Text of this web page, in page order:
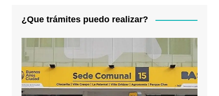
¿Que trámites puedo realizar?